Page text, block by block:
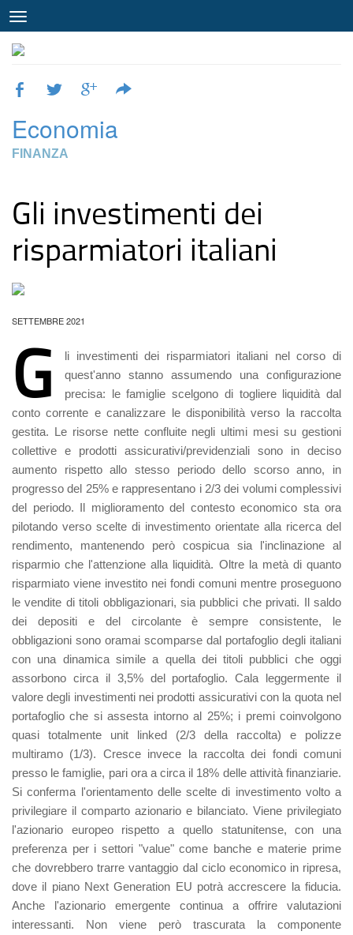
Economia
FINANZA
Gli investimenti dei
risparmiatori italiani
SETTEMBRE 2021
G
li investimenti dei risparmiatori italiani nel corso di
quest'anno stanno assumendo una configurazione
precisa: le famiglie scelgono di togliere liquidità dal
conto corrente e canalizzare le disponibilità verso la raccolta
gestita. Le risorse nette confluite negli ultimi mesi su gestioni
collettive e prodotti assicurativi/previdenziali sono in deciso
aumento rispetto allo stesso periodo dello scorso anno, in
progresso del 25% e rappresentano i 2/3 dei volumi complessivi
del periodo. Il miglioramento del contesto economico sta ora
pilotando verso scelte di investimento orientate alla ricerca del
rendimento, mantenendo però cospicua sia l'inclinazione al
risparmio che l'attenzione alla liquidità. Oltre la metà di quanto
risparmiato viene investito nei fondi comuni mentre proseguono
le vendite di titoli obbligazionari, sia pubblici che privati. Il saldo
dei depositi e del circolante è sempre consistente, le
obbligazioni sono oramai scomparse dal portafoglio degli italiani
con una dinamica simile a quella dei titoli pubblici che oggi
assorbono circa il 3,5% del portafoglio. Cala leggermente il
valore degli investimenti nei prodotti assicurativi con la quota nel
portafoglio che si assesta intorno al 25%; i premi coinvolgono
quasi totalmente unit linked (2/3 della raccolta) e polizze
multiramo (1/3). Cresce invece la raccolta dei fondi comuni
presso le famiglie, pari ora a circa il 18% delle attività finanziarie.
Si conferma l'orientamento delle scelte di investimento volto a
privilegiare il comparto azionario e bilanciato. Viene privilegiato
l'azionario europeo rispetto a quello statunitense, con una
preferenza per i settori "value" come banche e materie prime
che dovrebbero trarre vantaggio dal ciclo economico in ripresa,
dove il piano Next Generation EU potrà accrescere la fiducia.
Anche l'azionario emergente continua a offrire valutazioni
interessanti. Non viene però trascurata la componente